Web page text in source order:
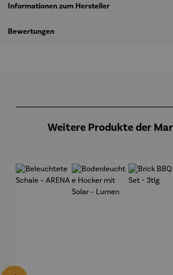
Informationen zum Hersteller
Bewertungen
Weitere Produkte der